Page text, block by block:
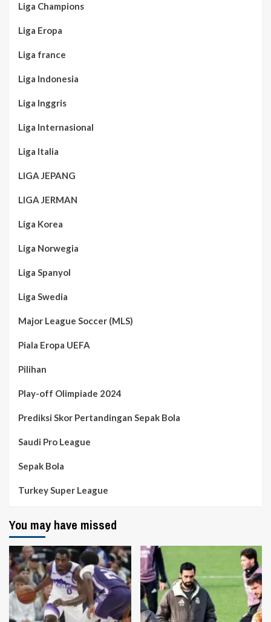
Liga Champions
Liga Eropa
Liga france
Liga Indonesia
Liga Inggris
Liga Internasional
Liga Italia
LIGA JEPANG
LIGA JERMAN
Liga Korea
Liga Norwegia
Liga Spanyol
Liga Swedia
Major League Soccer (MLS)
Piala Eropa UEFA
Pilihan
Play-off Olimpiade 2024
Prediksi Skor Pertandingan Sepak Bola
Saudi Pro League
Sepak Bola
Turkey Super League
You may have missed